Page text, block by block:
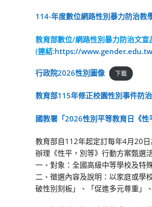
114-年度數位網路性別暴力防治教
教育部數位/網路性別暴力防治文宣
(連結:https://
行政院2026性別圖像 下載
教育部115年修正校園性別事件防
國教署「2026性別平等教育日《性
教育部自112年起定訂每年4月20
辦理《性平，別等》行動方案甄選
一、對象：全國高級中等學校及特
二、徵選內容及說明：以家庭或學
破性別刻板」、「促進多元尊重」